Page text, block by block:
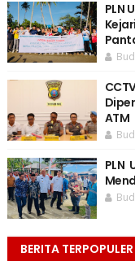
PLN
ATM
PLN
BERITA TERPOPULER